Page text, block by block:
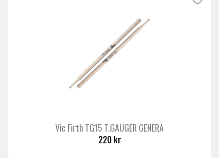
Vic Firth TG15 T.GAUGER GENERA
220 kr